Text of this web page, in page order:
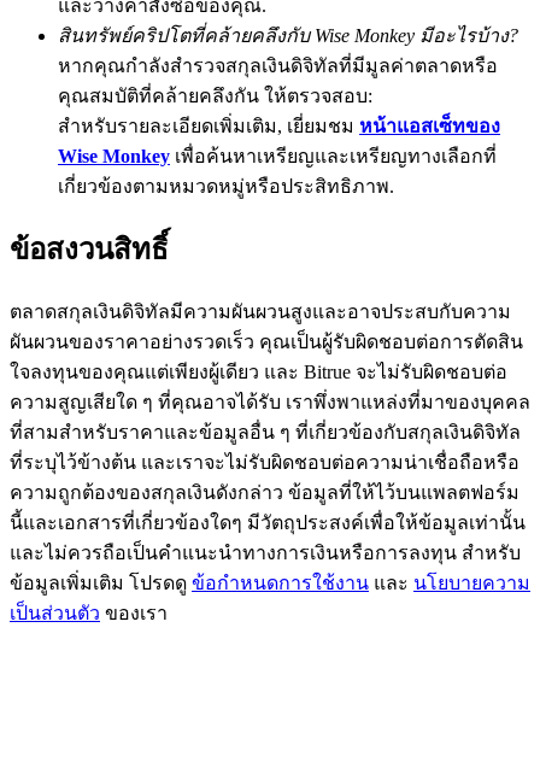
BTC Flexible Staking | Daily Rewards
รับรางวัลและสิทธิพิเศษสุดพิเศษ
ศูนย์รางวัล
เข้าสู่ระบบลงชื่อ
และวางคำสั่งซื้อของคุณ.
สินทรัพย์คริปโตที่คล้ายคลึงกับ Wise Monkey มีอะไรบ้าง?
หากคุณกำลังสำรวจสกุลเงินดิจิทัลที่มีมูลค่าตลาดหรือ
คุณสมบัติที่คล้ายคลึงกัน ให้ตรวจสอบ:
สำหรับรายละเอียดเพิ่มเติม, เยี่ยมชม หน้าแอสเซ็ทของ
Wise Monkey เพื่อค้นหาเหรียญและเหรียญทางเลือกที่
เกี่ยวข้องตามหมวดหมู่หรือประสิทธิภาพ.
ข้อสงวนสิทธิ์
ตลาดสกุลเงินดิจิทัลมีความผันผวนสูงและอาจประสบกับความ
ผันผวนของราคาอย่างรวดเร็ว คุณเป็นผู้รับผิดชอบต่อการตัดสิน
ใจลงทุนของคุณแต่เพียงผู้เดียว และ Bitrue จะไม่รับผิดชอบต่อ
ความสูญเสียใด ๆ ที่คุณอาจได้รับ เราพึ่งพาแหล่งที่มาของบุคคล
ที่สามสำหรับราคาและข้อมูลอื่น ๆ ที่เกี่ยวข้องกับสกุลเงินดิจิทัล
ที่ระบุไว้ข้างต้น และเราจะไม่รับผิดชอบต่อความน่าเชื่อถือหรือ
ความถูกต้องของสกุลเงินดังกล่าว ข้อมูลที่ให้ไว้บนแพลตฟอร์ม
นี้และเอกสารที่เกี่ยวข้องใดๆ มีวัตถุประสงค์เพื่อให้ข้อมูลเท่านั้น
และไม่ควรถือเป็นคำแนะนำทางการเงินหรือการลงทุน สำหรับ
ข้อมูลเพิ่มเติม โปรดดู ข้อกำหนดการใช้งาน และ นโยบายความ
เป็นส่วนตัว ของเรา